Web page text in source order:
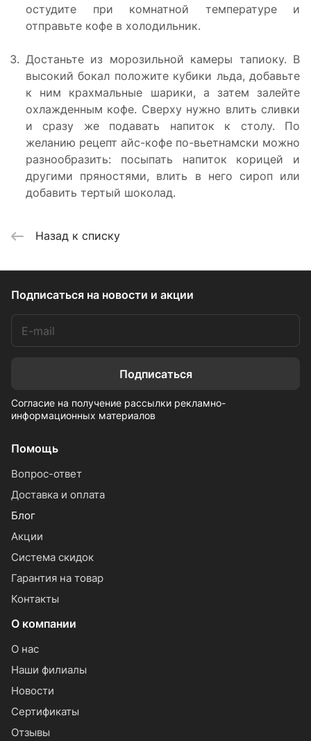
остудите при комнатной температуре и
отправьте кофе в холодильник.
Достаньте из морозильной камеры тапиоку. В
высокий бокал положите кубики льда, добавьте
к ним крахмальные шарики, а затем залейте
охлажденным кофе. Сверху нужно влить сливки
и сразу же подавать напиток к столу. По
желанию рецепт айс-кофе по-вьетнамски можно
разнообразить: посыпать напиток корицей и
другими пряностями, влить в него сироп или
добавить тертый шоколад.
Назад к списку
Подписаться на новости и акции
Подписаться
Согласие на получение рассылки рекламно-
информационных материалов
Помощь
Вопрос-ответ
Доставка и оплата
Блог
Акции
Система скидок
Гарантия на товар
Контакты
О компании
О нас
Наши филиалы
Новости
Сертификаты
Отзывы